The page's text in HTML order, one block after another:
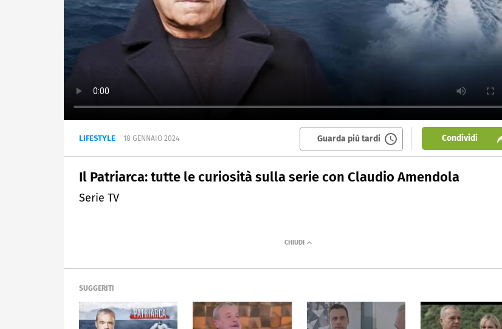
LIFESTYLE 18 GENNAIO 2024 Guarda più tardi Condividi
Il Patriarca: tutte le curiosità sulla serie con Claudio Amendola
Serie TV
SUGGERITI